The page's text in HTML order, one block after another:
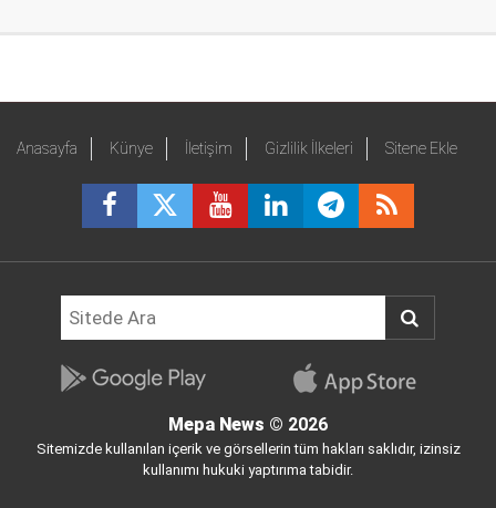
Anasayfa Künye İletişim Gizlilik İlkeleri Sitene Ekle
Mepa News © 2026
Sitemizde kullanılan içerik ve görsellerin tüm hakları saklıdır, izinsiz
kullanımı hukuki yaptırıma tabidir.